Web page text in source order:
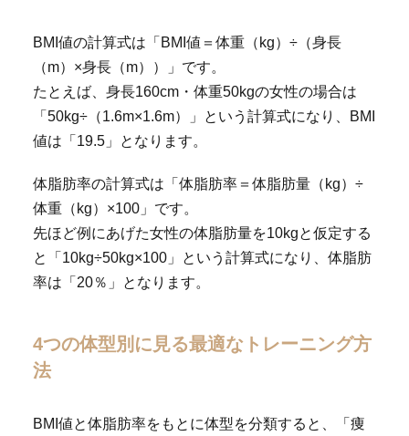
BMI値の計算式は「BMI値＝体重（kg）÷（身長
（m）×身長（m））」です。
たとえば、身長160cm・体重50kgの女性の場合は
「50kg÷（1.6m×1.6m）」という計算式になり、BMI
値は「19.5」となります。
体脂肪率の計算式は「体脂肪率＝体脂肪量（kg）÷
体重（kg）×100」です。
先ほど例にあげた女性の体脂肪量を10kgと仮定する
と「10kg÷50kg×100」という計算式になり、体脂肪
率は「20％」となります。
4つの体型別に見る最適なトレーニング方
法
BMI値と体脂肪率をもとに体型を分類すると、「痩